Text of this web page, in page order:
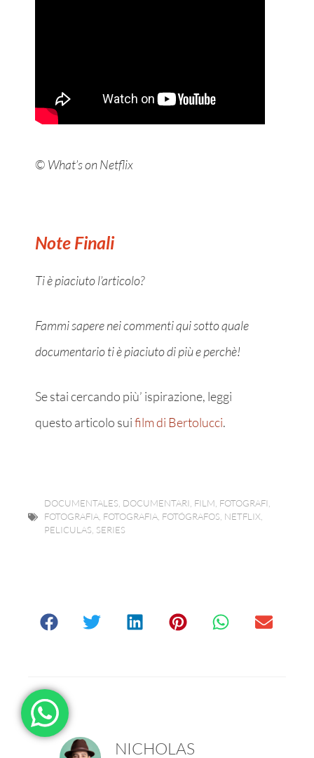
© What’s on Netflix
Note Finali
Ti è piaciuto l’articolo?
Fammi sapere nei commenti qui sotto quale
documentario ti è piaciuto di più e perchè!
Se stai cercando più’ ispirazione, leggi
questo articolo suifilm di Bertolucci.
DOCUMENTALES, DOCUMENTARI, FILM, FOTOGRAFI,
FOTOGRAFIA, FOTOGRAFIA, FOTÓGRAFOS, NETFLIX,
PELICULAS, SERIES
NICHOLAS